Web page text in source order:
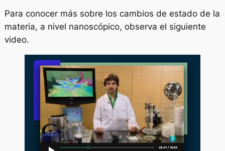
Para conocer más sobre los cambios de estado de la
materia, a nivel nanoscópico, observa el siguiente
video.